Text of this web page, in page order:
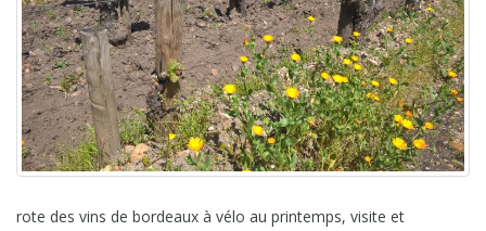
rote des vins de bordeaux à vélo au printemps, visite et